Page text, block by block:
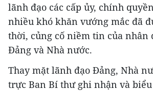
lãnh đạo các cấp ủy, chính
nhiều khó khăn vướng mắc đã
thời, củng cố niềm tin của nhân
Đảng và Nhà nước.
Thay mặt lãnh đạo Đảng, Nhà
trực Ban Bí thư ghi nhận và